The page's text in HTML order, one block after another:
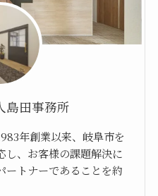
島田事務所
年創業以来、岐阜市を
し、お客様の課題解決に
ートナーであることを約